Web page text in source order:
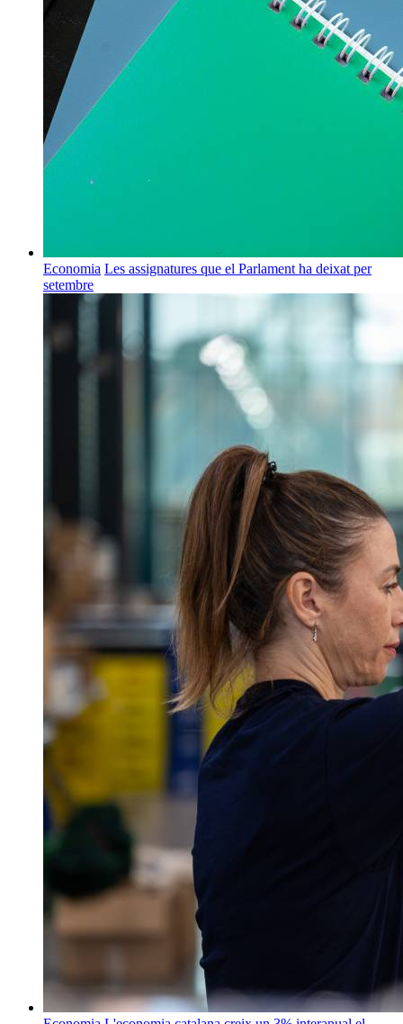
Economia Les assignatures que el Parlament ha deixat per
setembre